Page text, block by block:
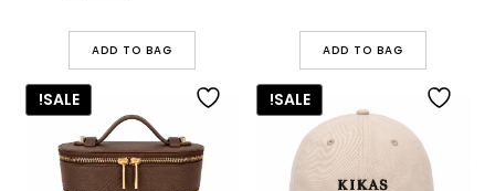
₪278.00.
ADD TO BAG
היה:
₪69.00.
הוא:
₪55.20.
ADD TO BAG
SALE!
SALE!